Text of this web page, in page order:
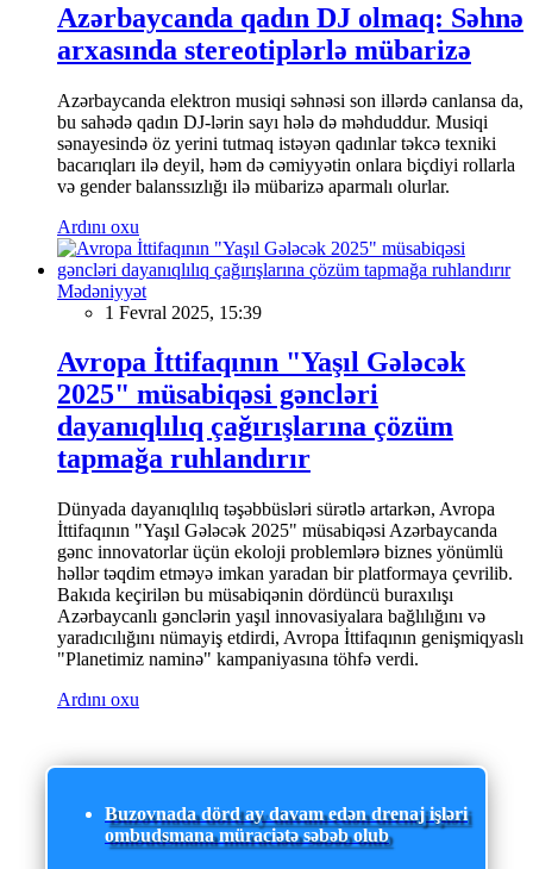
Azərbaycanda qadın DJ olmaq: Səhnə
arxasında stereotiplərlə mübarizə
Azərbaycanda elektron musiqi səhnəsi son illərdə canlansa da,
bu sahədə qadın DJ-lərin sayı hələ də məhduddur. Musiqi
sənayesində öz yerini tutmaq istəyən qadınlar təkcə texniki
bacarıqları ilə deyil, həm də cəmiyyətin onlara biçdiyi rollarla
və gender balanssızlığı ilə mübarizə aparmalı olurlar.
Ardını oxu
Mədəniyyət
1 Fevral 2025, 15:39
Avropa İttifaqının "Yaşıl Gələcək
2025" müsabiqəsi gəncləri
dayanıqlılıq çağırışlarına çözüm
tapmağa ruhlandırır
Dünyada dayanıqlılıq təşəbbüsləri sürətlə artarkən, Avropa
İttifaqının "Yaşıl Gələcək 2025" müsabiqəsi Azərbaycanda
gənc innovatorlar üçün ekoloji problemlərə biznes yönümlü
həllər təqdim etməyə imkan yaradan bir platformaya çevrilib.
Bakıda keçirilən bu müsabiqənin dördüncü buraxılışı
Azərbaycanlı gənclərin yaşıl innovasiyalara bağlılığını və
yaradıcılığını nümayiş etdirdi, Avropa İttifaqının genişmiqyaslı
"Planetimiz naminə" kampaniyasına töhfə verdi.
Ardını oxu
Buzovnada dörd ay davam edən drenaj işləri
ombudsmana müraciətə səbəb olub